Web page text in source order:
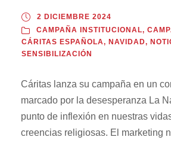
2 DICIEMBRE 2024
CAMPAÑA INSTITUCIONAL,
CÁRITAS ESPAÑOLA, NAVIDAD,
SENSIBILIZACIÓN
Cáritas lanza su campaña en un
marcado por la desesperanza La
punto de inflexión en nuestras
creencias religiosas. El marketing